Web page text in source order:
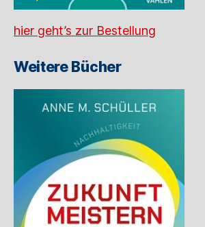
hier geht’s zur Bestellung
Weitere Bücher